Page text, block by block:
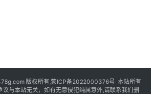
版权所有,蒙ICP备2022000376号 本站所有
议与本站无关，如有无意侵犯纯属意外,请联系我们删